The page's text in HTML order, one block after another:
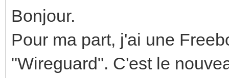
Bonjour.
Pour ma part, j'ai une
"Wireguard". C'est le